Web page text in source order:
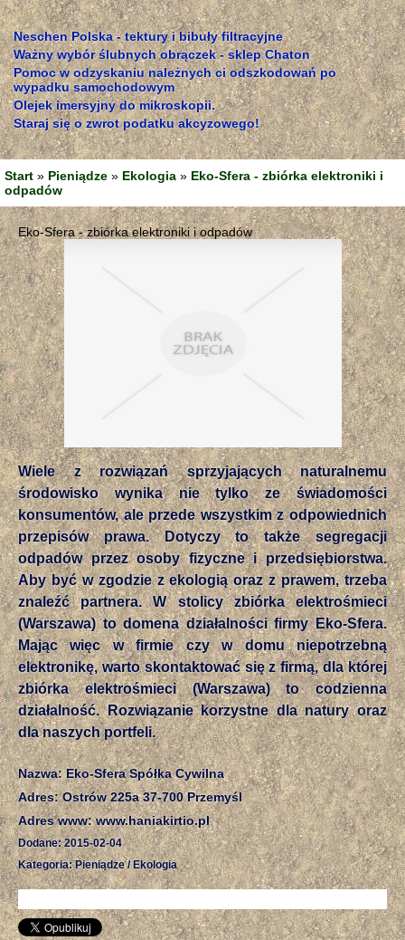
Neschen Polska - tektury i bibuły filtracyjne
Ważny wybór ślubnych obrączek - sklep Chaton
Pomoc w odzyskaniu należnych ci odszkodowań po
wypadku samochodowym
Olejek imersyjny do mikroskopii.
Staraj się o zwrot podatku akcyzowego!
Start » Pieniądze » Ekologia » Eko-Sfera - zbiórka elektroniki i
odpadów
Eko-Sfera - zbiórka elektroniki i odpadów
Wiele z rozwiązań sprzyjających naturalnemu
środowisko wynika nie tylko ze świadomości
konsumentów, ale przede wszystkim z odpowiednich
przepisów prawa. Dotyczy to także segregacji
odpadów przez osoby fizyczne i przedsiębiorstwa.
Aby być w zgodzie z ekologią oraz z prawem, trzeba
znaleźć partnera. W stolicy zbiórka elektrośmieci
(Warszawa) to domena działalności firmy Eko-Sfera.
Mając więc w firmie czy w domu niepotrzebną
elektronikę, warto skontaktować się z firmą, dla której
zbiórka elektrośmieci (Warszawa) to codzienna
działalność. Rozwiązanie korzystne dla natury oraz
dla naszych portfeli.
Nazwa: Eko-Sfera Spółka Cywilna
Adres: Ostrów 225a 37-700 Przemyśl
Adres www: www.haniakirtio.pl
Dodane: 2015-02-04
Kategoria: Pieniądze / Ekologia